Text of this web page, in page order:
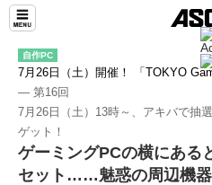
自作PC
7月26日（土）開催！ 「TOKYO
― 第16回
7月26日（土）13時～、アキバで抽
ゲット！
ゲーミングPCの横にある
セット……魅惑の周辺機器